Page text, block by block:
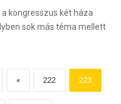
kongresszus két háza
sok más téma mellett
« 222 223